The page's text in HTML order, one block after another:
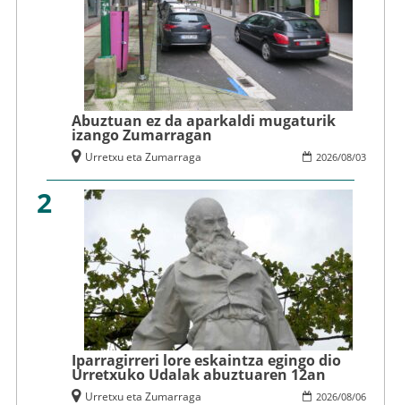
Abuztuan ez da aparkaldi mugaturik
izango Zumarragan
2026/08/03
Urretxu eta Zumarraga
2
Iparragirreri lore eskaintza egingo dio
Urretxuko Udalak abuztuaren 12an
2026/08/06
Urretxu eta Zumarraga